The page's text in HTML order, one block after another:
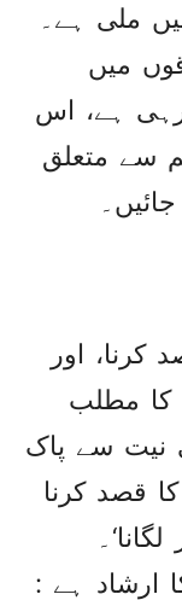
ملی ہے۔
میں
ہے، اس
سے متعلق
کرنا، اور
مطلب
نیت سے پاک
قصد کرنا
ارشاد ہے :